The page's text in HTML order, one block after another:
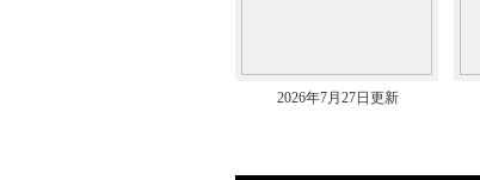
2026年7月27日更新